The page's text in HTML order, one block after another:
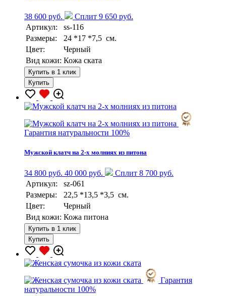
38 600 руб.
Сплит 9 650 руб.
Артикул:
ss-116
Размеры:
24 *17 *7,5 см.
Цвет:
Черный
Вид кожи: Кожа ската
Купить в 1 клик
Купить
Гарантия натуральности 100%
Мужской клатч на 2-х молниях из питона
34 800 руб. 40 000 руб.
Сплит 8 700 руб.
Артикул:
sz-061
Размеры:
22,5 *13,5 *3,5 см.
Цвет:
Черный
Вид кожи: Кожа питона
Купить в 1 клик
Купить
Гарантия
натуральности 100%